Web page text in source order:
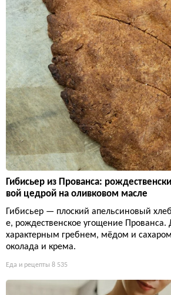
Гибисьер из Прованса:
вой цедрой на оливковом масле
Гибисьер — плоский апельсиновый
е, рождественское угощение
характерным гребнем, мёдом и
околада и крема.
Еда и рецепты 8 535